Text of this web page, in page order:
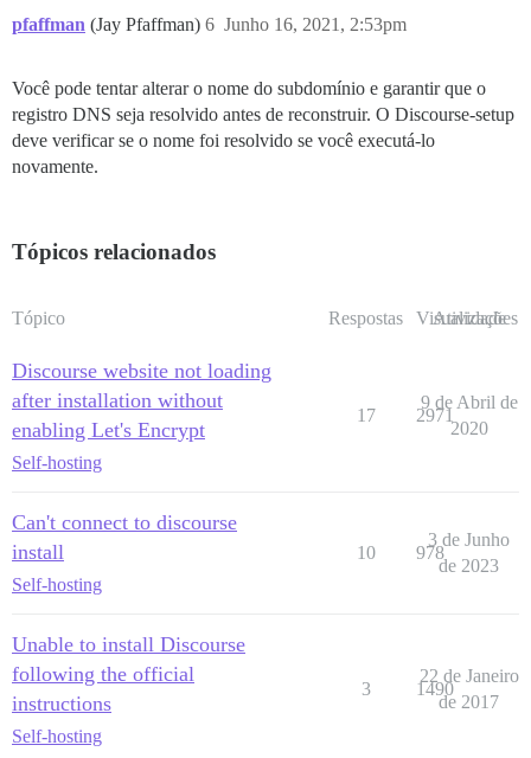
pfaffman (Jay Pfaffman) Junho 16, 2021, 2:53pm
6
Você pode tentar alterar o nome do subdomínio e garantir que o
registro DNS seja resolvido antes de reconstruir. O Discourse-setup
deve verificar se o nome foi resolvido se você executá-lo
novamente.
Tópicos relacionados
Tópico Respostas Visualizações
Atividade
Discourse website not loading
after installation without
enabling Let's Encrypt
Self-hosting
17 2971
9 de Abril de
2020
Can't connect to discourse
install
Self-hosting
10 978
3 de Junho
de 2023
Unable to install Discourse
following the official
instructions
Self-hosting
3 1490
22 de Janeiro
de 2017